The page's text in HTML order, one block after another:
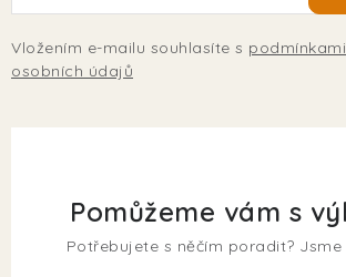
Vložením e-mailu souhlasíte s
osobních údajů
Pomůžeme vám s
Potřebujete s něčím poradit?